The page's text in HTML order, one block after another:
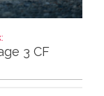
3 CF